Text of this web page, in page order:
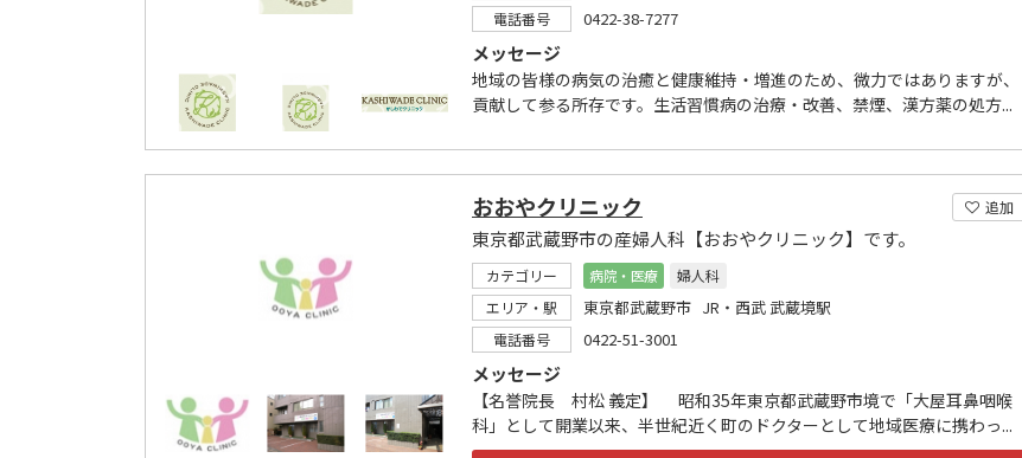
電話番号 0422-38-7277
メッセージ
地域の皆様の病気の治癒と健康維持・増進のため、微力ではありますが、
貢献して参る所存です。生活習慣病の治療・改善、禁煙、漢方薬の処方...
追加
おおやクリニック
東京都武蔵野市の産婦人科【おおやクリニック】です。
カテゴリー 病院・医療
婦人科
エリア・駅
東京都武蔵野市 JR・西武 武蔵境駅
電話番号 0422-51-3001
メッセージ
【名誉院長 村松 義定】 昭和35年東京都武蔵野市境で「大屋耳鼻咽喉
科」として開業以来、半世紀近く町のドクターとして地域医療に携わっ...